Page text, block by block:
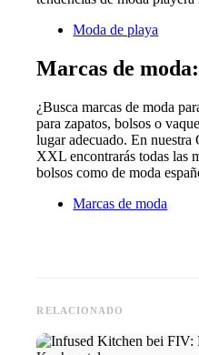
Moda de playa
Marcas de
¿Busca marcas de moda
para zapatos, bolsos o
lugar adecuado. En
XXL encontrarás todas las
bolsos como de moda
Marcas de moda
RELACIONADO